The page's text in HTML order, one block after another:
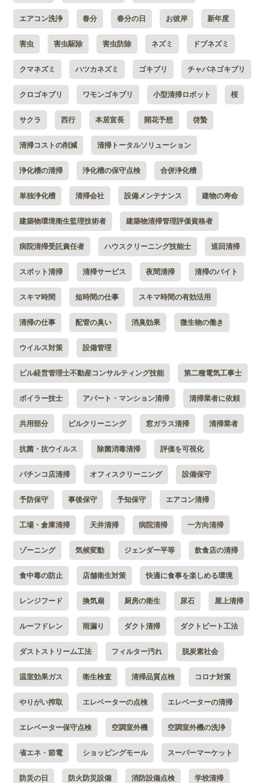
エアコン洗浄 春分 春分の日 お彼岸 新年度
害虫 害虫駆除 害虫防除 ネズミ ドブネズミ
クマネズミ ハツカネズミ ゴキブリ チャバネゴキブリ
クロゴキブリ ワモンゴキブリ 小型清掃ロボット 桜
サクラ 西行 本居宣長 開花予想 啓蟄
清掃コストの削減 清掃トータルソリューション
浄化槽の清掃 浄化槽の保守点検 合併浄化槽
単独浄化槽 清掃会社 設備メンテナンス 建物の寿命
建築物環境衛生監理技術者 建築物清掃管理評価資格者
病院清掃受託責任者 ハウスクリーニング技能士 巡回清掃
スポット清掃 清掃サービス 夜間清掃 清掃のバイト
スキマ時間 短時間の仕事 スキマ時間の有効活用
清掃の仕事 配管の臭い 消臭効果 微生物の働き
ウイルス対策 設備管理
ビル経営管理士不動産コンサルティング技能 第二種電気工事士
ボイラー技士 アパート・マンション清掃 清掃業者に依頼
共用部分 ビルクリーニング 窓ガラス清掃 清掃業者
抗菌・抗ウイルス 除菌消毒清掃 評価を可視化
パチンコ店清掃 オフィスクリーニング 設備保守
予防保守 事後保守 予知保守 エアコン清掃
工場・倉庫清掃 天井清掃 病院清掃 一方向清掃
ゾーニング 気候変動 ジェンダー平等 飲食店の清掃
食中毒の防止 店舗衛生対策 快適に食事を楽しめる環境
レンジフード 換気扇 厨房の衛生 尿石 屋上清掃
ルーフドレン 雨漏り ダクト清掃 ダクトビート工法
ダストストリーム工法 フィルター汚れ 脱炭素社会
温室効果ガス 衛生検査 清掃品質点検 コロナ対策
やりがい搾取 エレベーターの点検 エレベーターの清掃
エレベーター保守点検 空調室外機 空調室外機の洗浄
省エネ・節電 ショッピングモール スーパーマーケット
防災の日 防火防災設備 消防設備点検 学校清掃